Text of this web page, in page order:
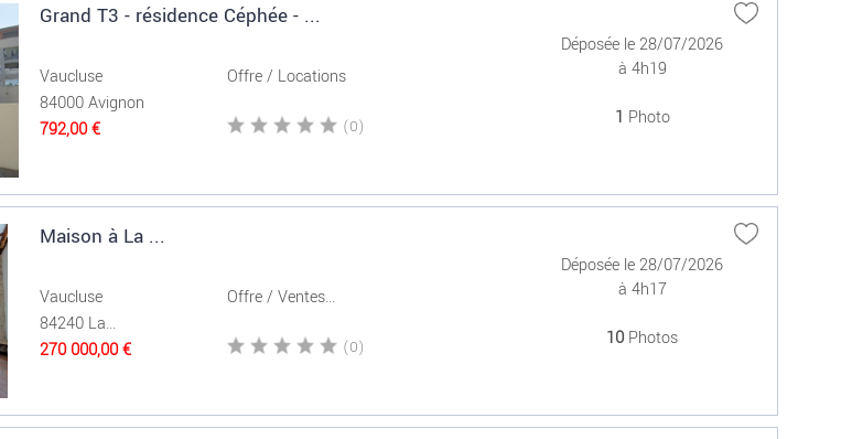
Grand T3 - résidence Céphée - ...
Vaucluse
84000 Avignon
792,00 €
Offre / Locations
(0)
Déposée le 28/07/2026
à 4h19
1 Photo
Maison à La ...
Vaucluse
84240 La...
270 000,00 €
Offre / Ventes...
(0)
Déposée le 28/07/2026
à 4h17
10 Photos